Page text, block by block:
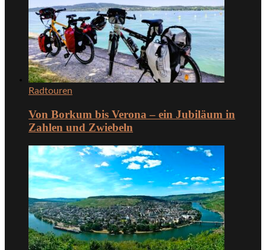
Radtouren
Von Borkum bis Verona – ein Jubiläum in
Zahlen und Zwiebeln